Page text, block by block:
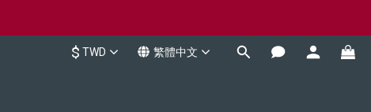
$ TWD 繁體中文